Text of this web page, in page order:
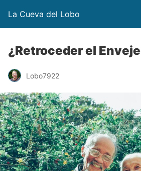
La Cueva del Lobo
¿Retroceder el
Lobo7922